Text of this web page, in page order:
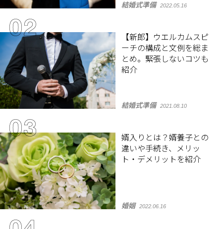
結婚式準備 2022.05.16
【新郎】ウエルカムスピ
ーチの構成と文例を総ま
とめ。緊張しないコツも
紹介
結婚式準備 2021.08.10
婿入りとは？婿養子との
違いや手続き、メリッ
ト・デメリットを紹介
婚姻 2022.06.16